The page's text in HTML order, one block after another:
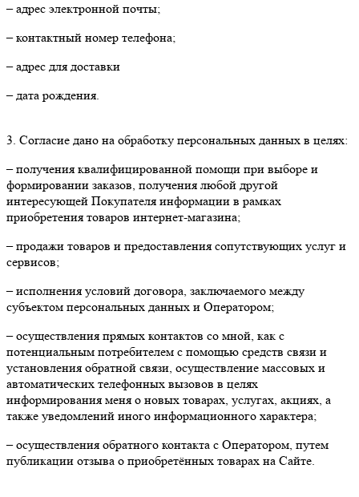
– адрес электронной почты;
– контактный номер телефона;
– адрес для доставки
– дата рождения.
3. Согласие дано на обработку персональных данных в целях:
– получения квалифицированной помощи при выборе и
формировании заказов, получения любой другой
интересующей Покупателя информации в рамках
приобретения товаров интернет-магазина;
– продажи товаров и предоставления сопутствующих услуг и
сервисов;
– исполнения условий договора, заключаемого между
субъектом персональных данных и Оператором;
– осуществления прямых контактов со мной, как с
потенциальным потребителем с помощью средств связи и
установления обратной связи, осуществление массовых и
автоматических телефонных вызовов в целях
информирования меня о новых товарах, услугах, акциях, а
также уведомлений иного информационного характера;
– осуществления обратного контакта с Оператором, путем
публикации отзыва о приобретённых товарах на Сайте.